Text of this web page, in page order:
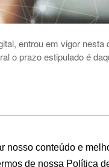
conteúdo e
de nossa Política
entrou em vigor nesta
o prazo estipulado é